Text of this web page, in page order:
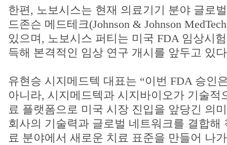
한편, 노보시스는 현재 의료기기 분야 글로
드존슨 메드테크(Johnson & Johnson
있으며, 노보시스 퍼티는 미국 FDA 임상시
득해 본격적인 임상 연구 개시를 앞두고 있
유현승 시지메드텍 대표는 “이번 FDA 승인
아니라, 시지메드텍과 시지바이오가 기술적
료 플랫폼으로 미국 시장 진입을 앞당긴 의
회사의 기술력과 글로벌 네트워크를 결합해
료 분야에서 새로운 치료 표준을 만들어 나